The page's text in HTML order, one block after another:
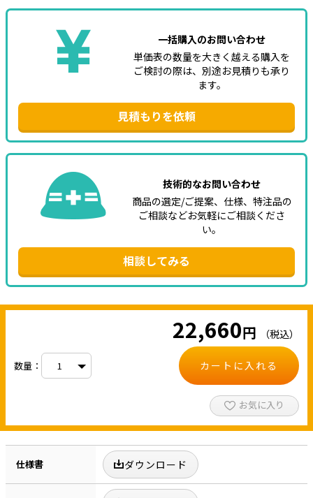
一括購入のお問い合わせ
単価表の数量を大きく越える購入を
ご検討の際は、別途お見積りも承り
ます。
見積もりを依頼
技術的なお問い合わせ
商品の選定/ご提案、仕様、特注品の
ご相談などお気軽にご相談くださ
い。
相談してみる
22,660円 （税込）
数量： カートに入れる
お気に入り
仕様書 ダウンロード